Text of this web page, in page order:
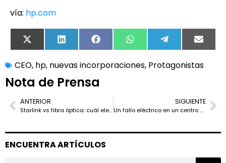
vía: hp.com
X
(Twitter)
LinkedIn FacebookWhatsApp TelegramEmail
CEO, hp, nuevas incorporaciones, Protagonistas
Nota de Prensa
ANTERIOR
Starlink vs fibra óptica: cuál elegir, cómo funciona cada una y qué esperar en latencia y velocidad
SIGUIENTE
Un fallo eléctrico en un centro de datos de Microsoft afecta a Azure y frena Windows Update
ENCUENTRA ARTÍCULOS